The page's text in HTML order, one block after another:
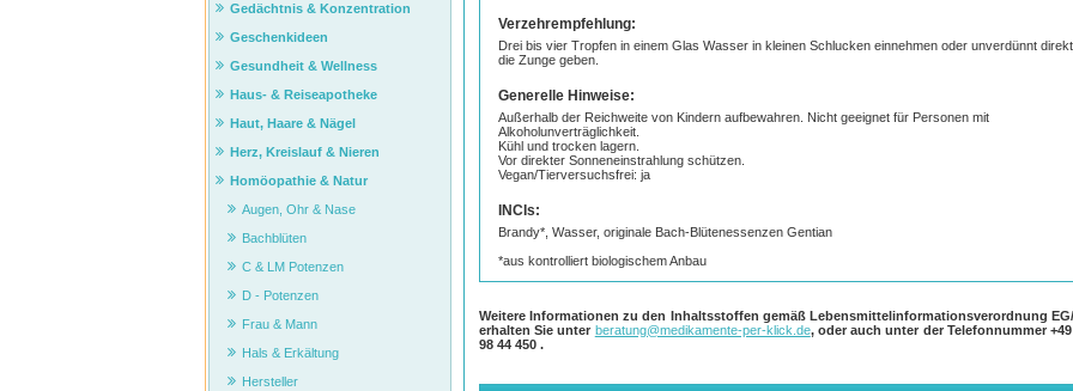
Verzehrempfehlung:
Drei bis vier Tropfen in einem Glas Wasser in kleinen Schlucken einnehmen oder unverdünnt
die Zunge geben.
Generelle Hinweise:
Außerhalb der Reichweite von Kindern aufbewahren. Nicht geeignet für Personen mit
Alkoholunverträglichkeit.
Kühl und trocken lagern.
Vor direkter Sonneneinstrahlung schützen.
Vegan/Tierversuchsfrei: ja
INCIs:
Brandy*, Wasser, originale Bach-Blütenessenzen Gentian
*aus kontrolliert biologischem Anbau
Weitere Informationen zu den Inhaltsstoffen gemäß Lebensmittelinformationsverordnung EG/
erhalten Sie unter beratung@medikamente-per-klick.de, oder auch unter der Telefonnummer
98 44 450 .
Gedächtnis & Konzentration
Geschenkideen
Gesundheit & Wellness
Haus- & Reiseapotheke
Haut, Haare & Nägel
Herz, Kreislauf & Nieren
Homöopathie & Natur
Augen, Ohr & Nase
Bachblüten
C & LM Potenzen
D - Potenzen
Frau & Mann
Hals & Erkältung
Hersteller